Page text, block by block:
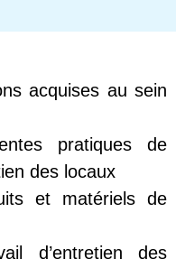
acquises au sein
pratiques de
des locaux
et matériels de
d’entretien des